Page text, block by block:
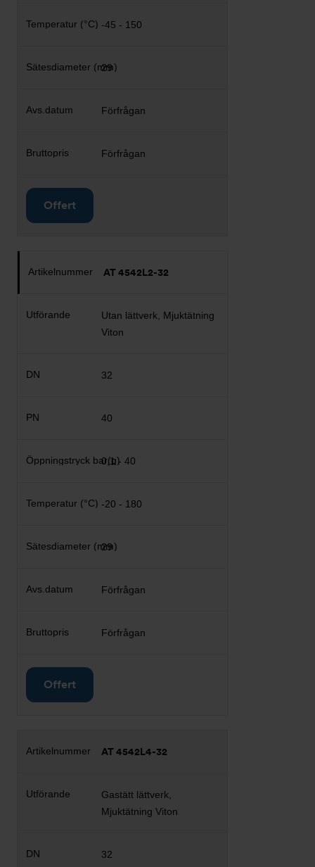
-45 - 150
29
Förfrågan
Förfrågan
Offert
AT 4542L2-32
Utan lättverk, Mjuktätning
Viton
32
40
0,1 - 40
-20 - 180
29
Förfrågan
Förfrågan
Offert
AT 4542L4-32
Gastätt lättverk,
Mjuktätning Viton
32